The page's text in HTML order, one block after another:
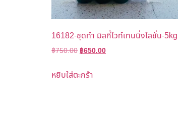
16182-ชุดทำ มิลกี้ไวท์เทนนิ่งโลชั่น-5kg
฿750.00 ฿650.00
หยิบใส่ตะกร้า